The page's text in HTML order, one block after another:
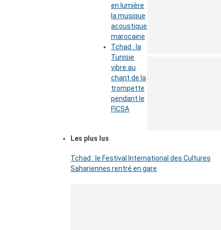
en lumière
la musique
acoustique
marocaine
Tchad : la
Tunisie
vibre au
chant de la
trompette
pendant le
FICSA
Les plus lus
Tchad : le Festival International des Cultures
Sahariennes rentré en gare